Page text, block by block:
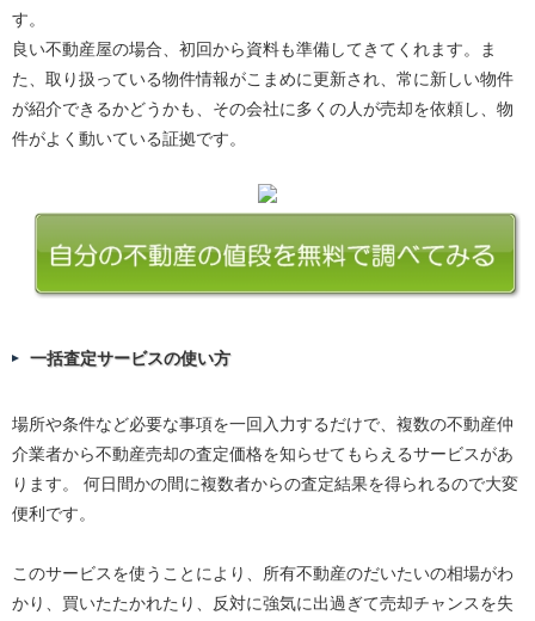
す。
良い不動産屋の場合、初回から資料も準備してきてくれます。ま
た、取り扱っている物件情報がこまめに更新され、常に新しい物件
が紹介できるかどうかも、その会社に多くの人が売却を依頼し、物
件がよく動いている証拠です。
一括査定サービスの使い方
場所や条件など必要な事項を一回入力するだけで、複数の不動産仲
介業者から不動産売却の査定価格を知らせてもらえるサービスがあ
ります。 何日間かの間に複数者からの査定結果を得られるので大変
便利です。
このサービスを使うことにより、所有不動産のだいたいの相場がわ
かり、買いたたかれたり、反対に強気に出過ぎて売却チャンスを失